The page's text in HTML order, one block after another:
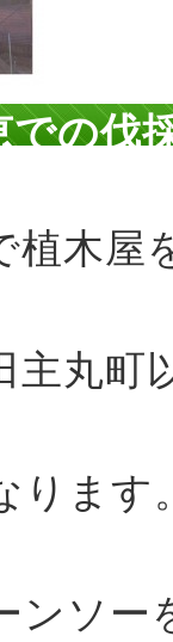
での伐
植木屋
主丸町
ります
ンソ